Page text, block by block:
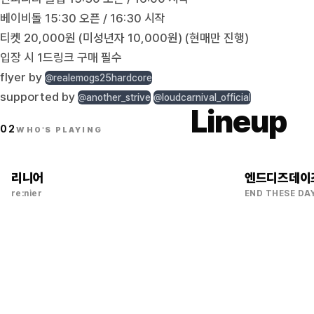
베이비돌 15:30 오픈 / 16:30 시작
티켓 20,000원 (미성년자 10,000원) (현매만 진행)
입장 시 1드링크 구매 필수
flyer by @realemogs25hardcore
supported by @another_strive @loudcarnival_official
02WHO'S PLAYING Lineup
리니어
re:nier
엔드디즈데이
END THESE